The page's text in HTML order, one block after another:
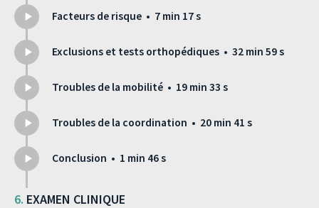
Facteurs de risque • 7 min 17 s
Exclusions et tests orthopédiques • 32 min 59 s
Troubles de la mobilité • 19 min 33 s
Troubles de la coordination • 20 min 41 s
Conclusion • 1 min 46 s
EXAMEN CLINIQUE